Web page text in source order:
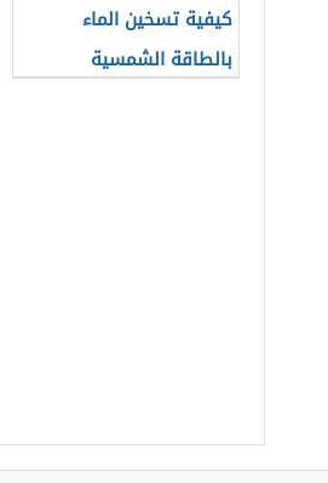
كيفية تسخين الماء
بالطاقة الشمسية